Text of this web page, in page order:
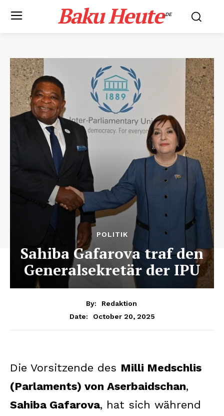
Baku Heute.DE
POLITIK
Sahiba Gafarova traf den
Generalsekretär der IPU
By:
Redaktion
Date:
October 20, 2025
Die Vorsitzende des Milli Medschlis
(Parlaments) von Aserbaidschan,
Sahiba Gafarova, hat sich während